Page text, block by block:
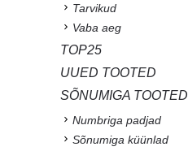
Tarvikud
Vaba aeg
TOP25
UUED TOOTED
SÕNUMIGA TOOTED
Numbriga padjad
Sõnumiga küünlad